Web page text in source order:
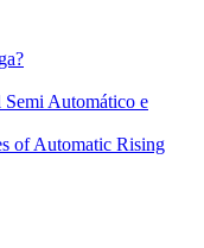
Automático e
of Automatic Rising